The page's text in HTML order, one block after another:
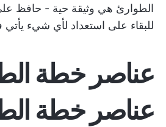
الطوارئ هي وثيقة حية - حافظ على
للبقاء على استعداد لأي شيء
عناصر خطة
عناصر خطة